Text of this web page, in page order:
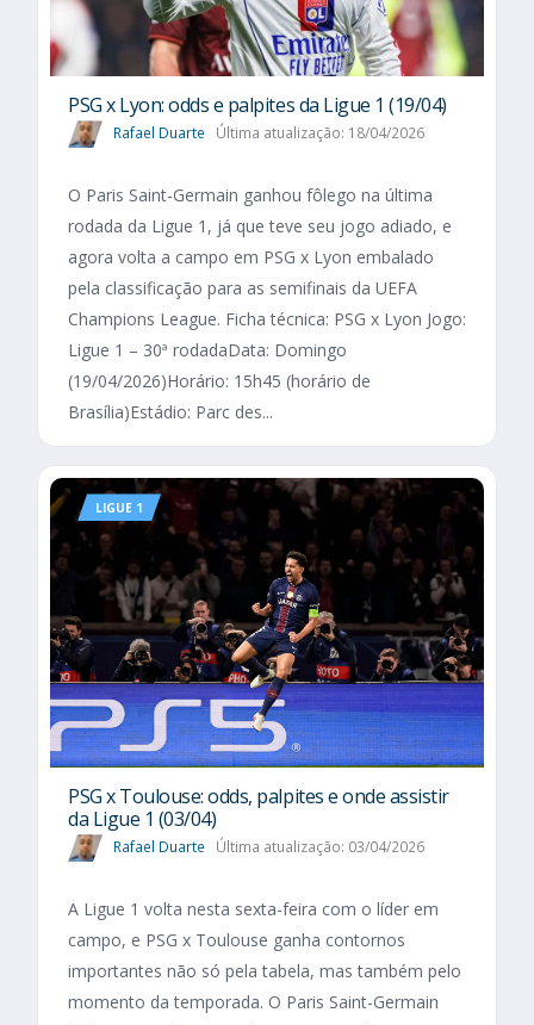
PSG x Lyon: odds e palpites da Ligue 1 (19/04)
Rafael Duarte Última atualização: 18/04/2026
O Paris Saint-Germain ganhou fôlego na última
rodada da Ligue 1, já que teve seu jogo adiado, e
agora volta a campo em PSG x Lyon embalado
pela classificação para as semifinais da UEFA
Champions League. Ficha técnica: PSG x Lyon Jogo:
Ligue 1 – 30ª rodadaData: Domingo
(19/04/2026)Horário: 15h45 (horário de
Brasília)Estádio: Parc des...
LIGUE 1
PSG x Toulouse: odds, palpites e onde assistir
da Ligue 1 (03/04)
Rafael Duarte Última atualização: 03/04/2026
A Ligue 1 volta nesta sexta-feira com o líder em
campo, e PSG x Toulouse ganha contornos
importantes não só pela tabela, mas também pelo
momento da temporada. O Paris Saint-Germain